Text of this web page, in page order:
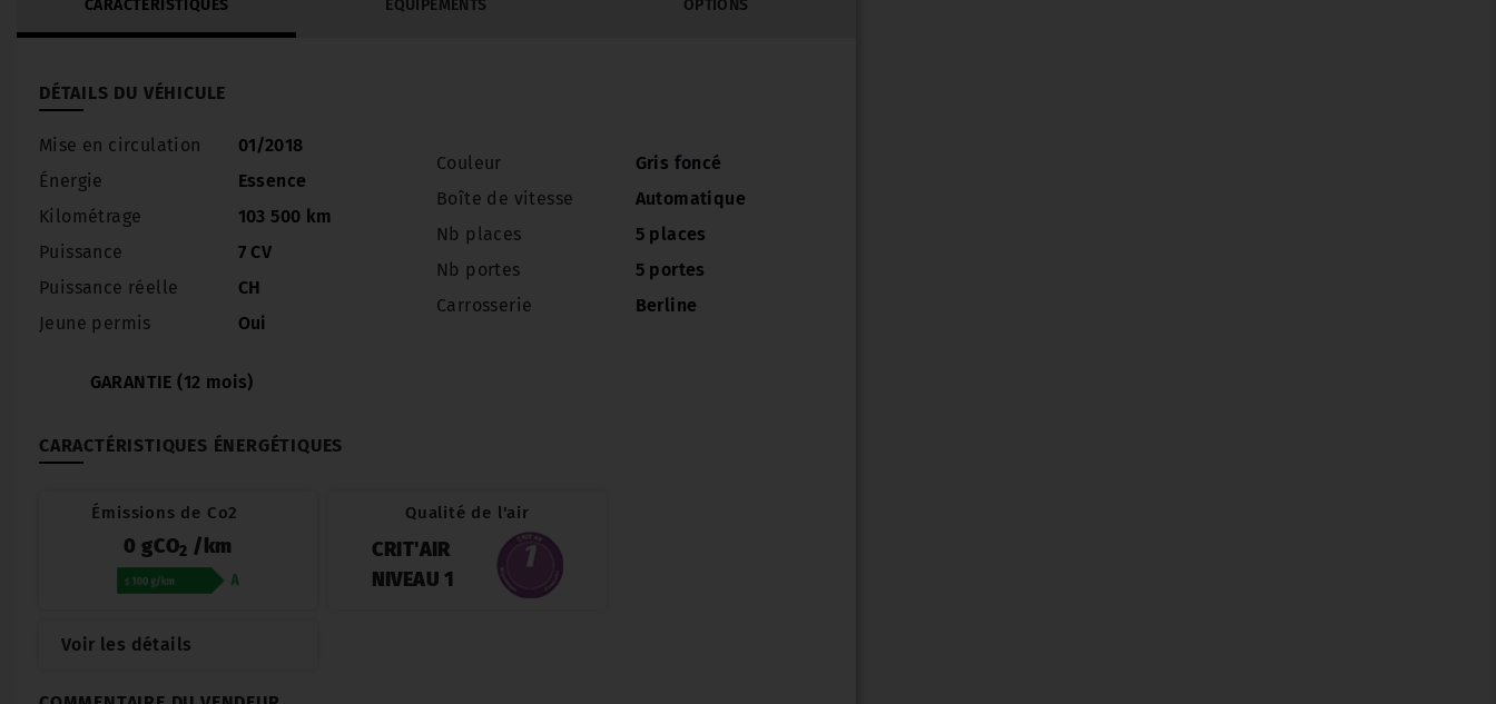
CARACTÉRISTIQUES ÉQUIPEMENTS OPTIONS
DÉTAILS DU VÉHICULE
Mise en circulation
01/2018
Énergie
Essence
Kilométrage
103 500 km
Puissance
7 CV
Puissance réelle
CH
Jeune permis
Oui
Couleur
Gris foncé
Boîte de vitesse
Automatique
Nb places
5 places
Nb portes
5 portes
Carrosserie
Berline
GARANTIE (12 mois)
CARACTÉRISTIQUES ÉNERGÉTIQUES
Émissions de Co2
0 gCO2 /km
Qualité de l'air
CRIT'AIR
NIVEAU 1
Voir les détails